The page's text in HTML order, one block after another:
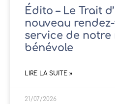
Édito – Le Trait
nouveau
service de notre
bénévole
LIRE LA SUITE »
21/07/2026